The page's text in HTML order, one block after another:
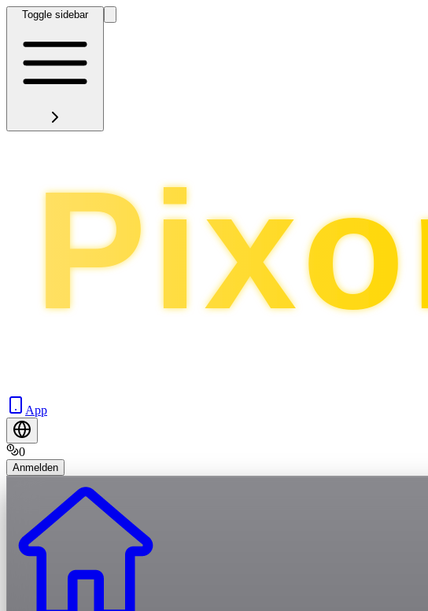
Toggle sidebar
App
0
Anmelden